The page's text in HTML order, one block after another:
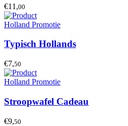
€11,00
Holland Promotie
Typisch Hollands
€7,50
Holland Promotie
Stroopwafel Cadeau
€9,50